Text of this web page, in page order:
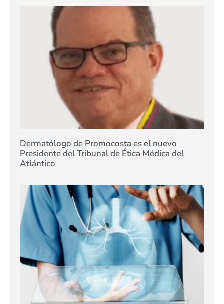
Dermatólogo de Promocosta es el nuevo
Presidente del Tribunal de Ética Médica del
Atlántico